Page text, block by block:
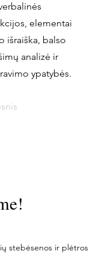
elementai
išraiška, balso
analizė ir
ypatybės.
stebėsenos ir plėtros